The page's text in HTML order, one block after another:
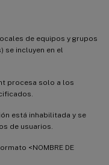
de equipos y grupos
se incluyen en el
procesa solo a los
está inhabilitada y se
de usuarios.
<NOMBRE DE